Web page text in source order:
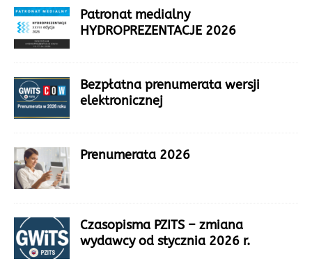
Patronat medialny
HYDROPREZENTACJE 2026
Bezpłatna prenumerata wersji
elektronicznej
Prenumerata 2026
Czasopisma PZITS – zmiana
wydawcy od stycznia 2026 r.